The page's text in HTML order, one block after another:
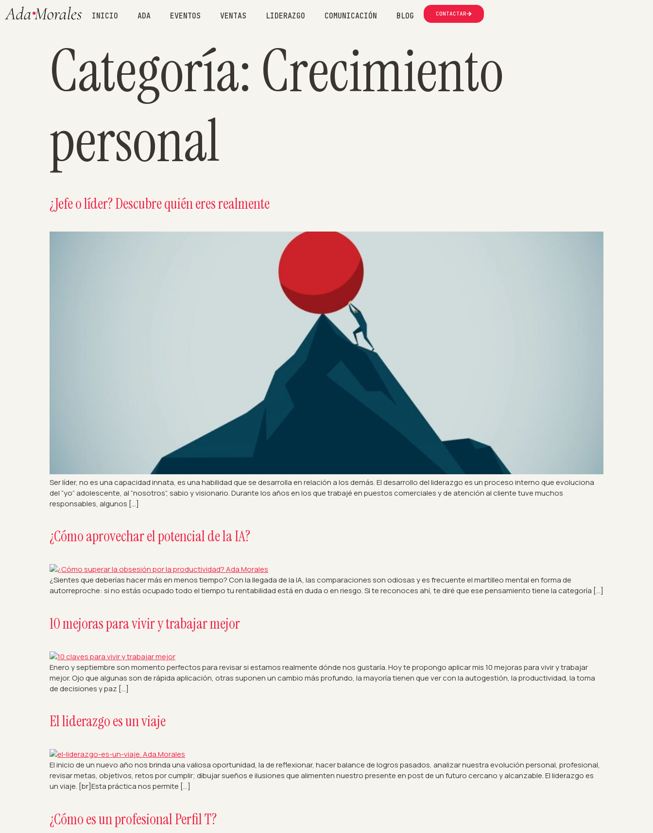
INICIO ADA EVENTOS VENTAS LIDERAZGO COMUNICACIÓN BLOG CONTACTAR
Categoría:Crecimiento
personal
¿Jefe o líder? Descubre quién eres realmente
Ser líder, no es una capacidad innata, es una habilidad que se desarrolla en relación a los demás. El desarrollo del liderazgo es un proceso interno que evoluciona
del “yo” adolescente, al “nosotros”, sabio y visionario. Durante los años en los que trabajé en puestos comerciales y de atención al cliente tuve muchos
responsables, algunos […]
¿Cómo aprovechar el potencial de la IA?
¿Sientes que deberías hacer más en menos tiempo? Con la llegada de la IA, las comparaciones son odiosas y es frecuente el martilleo mental en forma de
autorreproche: si no estás ocupado todo el tiempo tu rentabilidad está en duda o en riesgo. Si te reconoces ahí, te diré que ese pensamiento tiene la categoría […]
10 mejoras para vivir y trabajar mejor
Enero y septiembre son momento perfectos para revisar si estamos realmente dónde nos gustaría. Hoy te propongo aplicar mis 10 mejoras para vivir y trabajar
mejor. Ojo que algunas son de rápida aplicación, otras suponen un cambio más profundo, la mayoría tienen que ver con la autogestión, la productividad, la toma
de decisiones y paz […]
El liderazgo es un viaje
El inicio de un nuevo año nos brinda una valiosa oportunidad, la de reflexionar, hacer balance de logros pasados, analizar nuestra evolución personal, profesional,
revisar metas, objetivos, retos por cumplir; dibujar sueños e ilusiones que alimenten nuestro presente en post de un futuro cercano y alcanzable. El liderazgo es
un viaje. [br]Esta práctica nos permite […]
¿Cómo es un profesional Perfil T?